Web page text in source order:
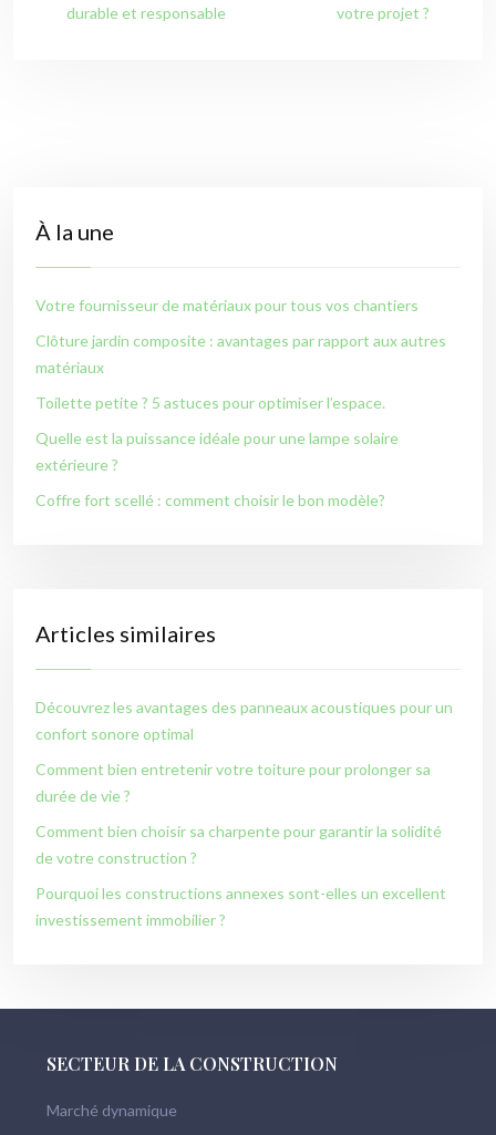
durable et responsable
votre projet ?
À la une
Votre fournisseur de matériaux pour tous vos chantiers
Clôture jardin composite : avantages par rapport aux autres
matériaux
Toilette petite ? 5 astuces pour optimiser l’espace.
Quelle est la puissance idéale pour une lampe solaire
extérieure ?
Coffre fort scellé : comment choisir le bon modèle?
Articles similaires
Découvrez les avantages des panneaux acoustiques pour un
confort sonore optimal
Comment bien entretenir votre toiture pour prolonger sa
durée de vie ?
Comment bien choisir sa charpente pour garantir la solidité
de votre construction ?
Pourquoi les constructions annexes sont-elles un excellent
investissement immobilier ?
SECTEUR DE LA CONSTRUCTION
Marché dynamique